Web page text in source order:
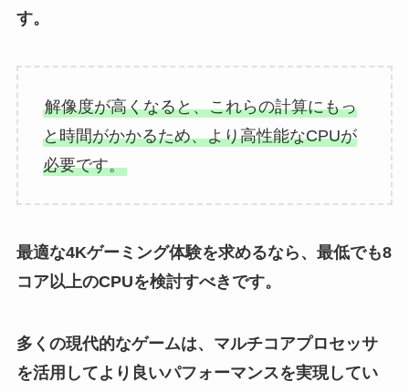
す。
解像度が高くなると、これらの計算にもっ
と時間がかかるため、より高性能なCPUが
必要です。
最適な4Kゲーミング体験を求めるなら、最低でも8
コア以上のCPUを検討すべきです。
多くの現代的なゲームは、マルチコアプロセッサ
を活用してより良いパフォーマンスを実現してい